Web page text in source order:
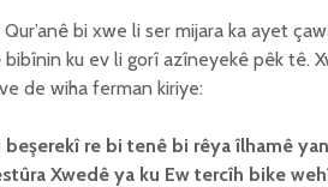
Qur’anê bi xwe li ser mijara ka ayet
bibînin ku ev li gorî azîneyekê pêk tê.
de wiha ferman kiriye:
beşerekî re bi tenê bi rêya îlhamê
Xwedê ya ku Ew tercîh bike